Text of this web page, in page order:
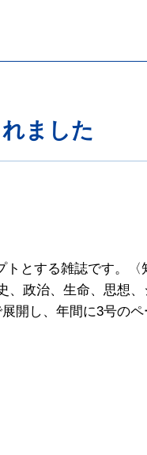
ました
とする雑誌です。
政治、生命、思想
開し、年間に3号のペ